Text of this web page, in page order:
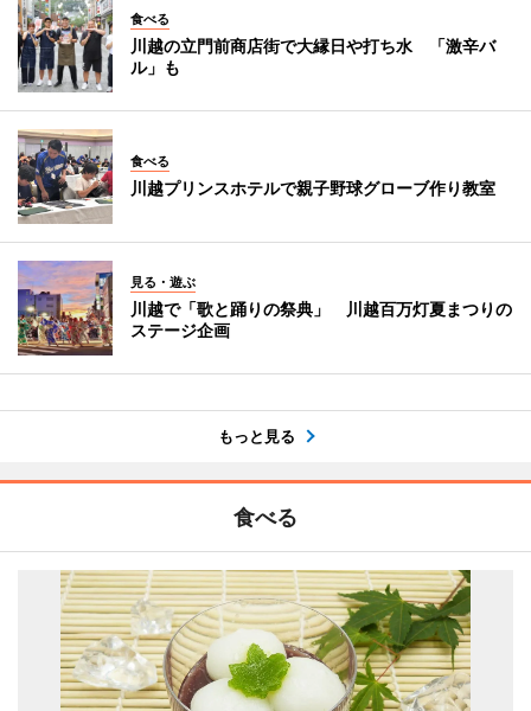
食べる
川越の立門前商店街で大縁日や打ち水 「激辛バ
ル」も
食べる
川越プリンスホテルで親子野球グローブ作り教室
見る・遊ぶ
川越で「歌と踊りの祭典」 川越百万灯夏まつりの
ステージ企画
もっと見る
食べる